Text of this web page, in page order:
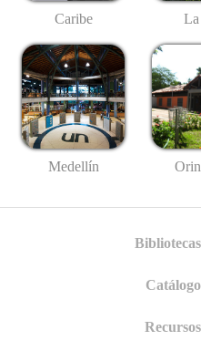
Caribe La
Medellín
Bibliotecas
Catálogo
Recursos